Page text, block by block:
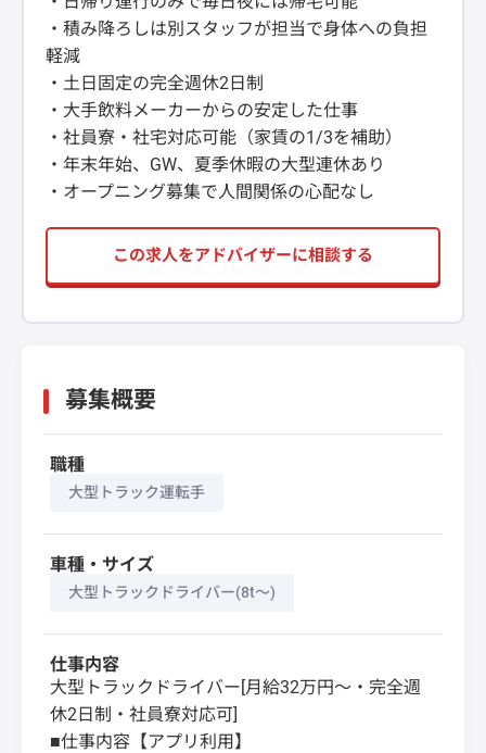
・積み降ろしは別スタッフが担当で身体への負担
軽減
・土日固定の完全週休2日制
・大手飲料メーカーからの安定した仕事
・社員寮・社宅対応可能（家賃の1/3を補助）
・年末年始、GW、夏季休暇の大型連休あり
・オープニング募集で人間関係の心配なし
この求人をアドバイザーに相談する
募集概要
職種
大型トラック運転手
車種・サイズ
大型トラックドライバー(8t～)
仕事内容
大型トラックドライバー[月給32万円～・完全週
休2日制・社員寮対応可]
■仕事内容【アプリ利用】